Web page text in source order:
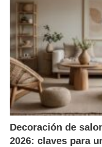
Decoración de
2026: claves para